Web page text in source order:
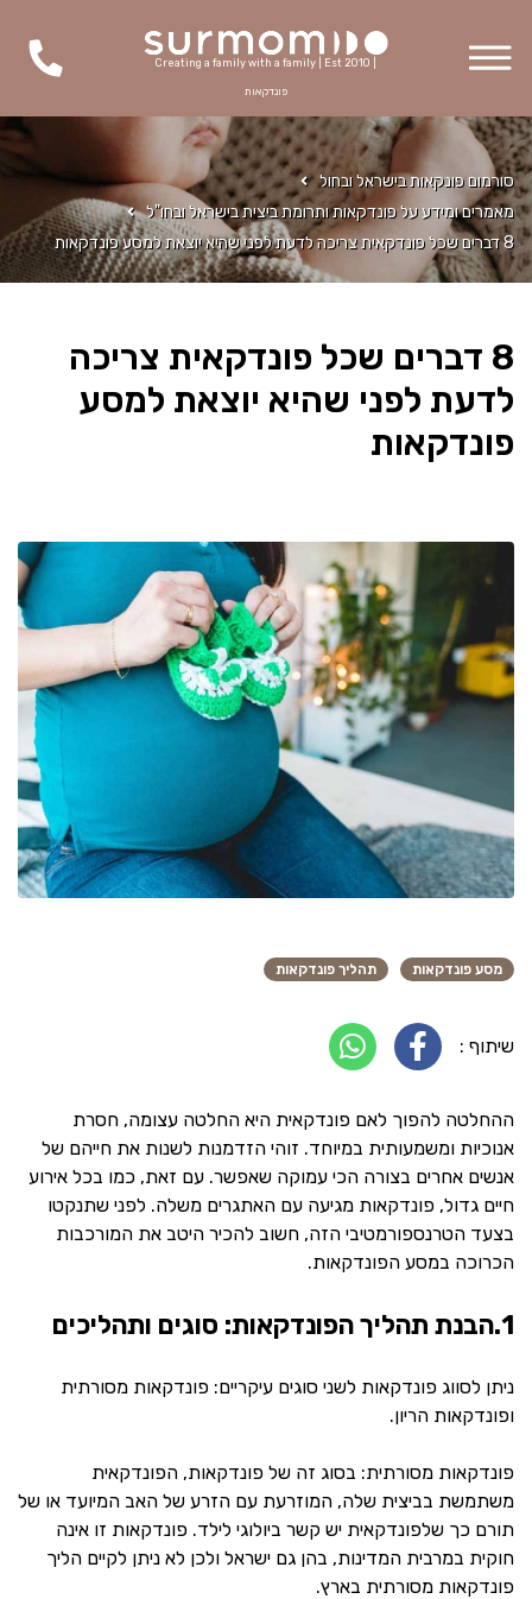
Creating a family with a family | Est 2010 |
פונדקאות
סורמום פונקאות בישראל ובחול
מאמרים ומידע על פונדקאות ותרומת ביצית בישראל ובחו"ל
8 דברים שכל פונדקאית צריכה לדעת לפני שהיא יוצאת למסע פונדקאות
8 דברים שכל פונדקאית צריכה
לדעת לפני שהיא יוצאת למסע
פונדקאות
מסע פונדקאות תהליך פונדקאות
שיתוף :
ההחלטה להפוך לאם פונדקאית היא החלטה עצומה, חסרת
אנוכיות ומשמעותית במיוחד. זוהי הזדמנות לשנות את חייהם של
אנשים אחרים בצורה הכי עמוקה שאפשר. עם זאת, כמו בכל אירוע
חיים גדול, פונדקאות מגיעה עם האתגרים משלה. לפני שתנקטו
בצעד הטרנספורמטיבי הזה, חשוב להכיר היטב את המורכבות
הכרוכה במסע הפונדקאות.
1.הבנת תהליך הפונדקאות: סוגים ותהליכים
ניתן לסווג פונדקאות לשני סוגים עיקריים: פונדקאות מסורתית
ופונדקאות הריון.
פונדקאות מסורתית: בסוג זה של פונדקאות, הפונדקאית
משתמשת בביצית שלה, המוזרעת עם הזרע של האב המיועד או של
תורם כך שלפונדקאית יש קשר ביולוגי לילד. פונדקאות זו אינה
חוקית במרבית המדינות, בהן גם ישראל ולכן לא ניתן לקיים הליך
פונדקאות מסורתית בארץ.